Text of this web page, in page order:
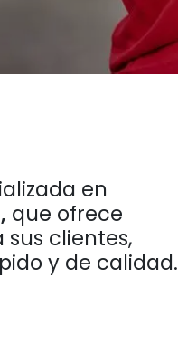
en
que ofrece
sus clientes,
y de calidad.